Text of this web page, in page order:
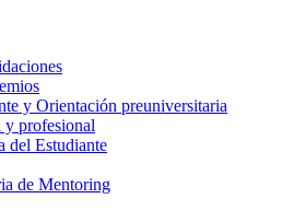
y Orientación preuniversitaria
y profesional
del Estudiante
de Mentoring